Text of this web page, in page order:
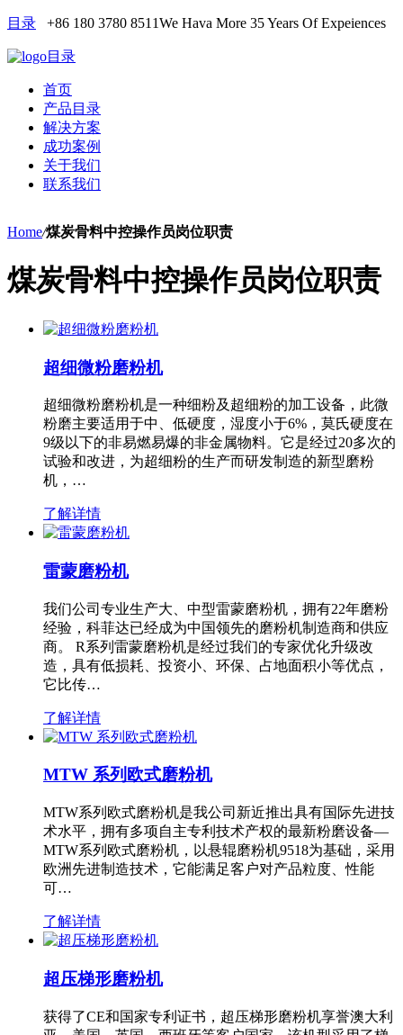
目录 +86 180 3780 8511We Hava More 35 Years Of Expeiences
目录
首页
产品目录
解决方案
成功案例
关于我们
联系我们
Home/煤炭骨料中控操作员岗位职责
煤炭骨料中控操作员岗位职责
超细微粉磨粉机
超细微粉磨粉机是一种细粉及超细粉的加工设备，此微
粉磨主要适用于中、低硬度，湿度小于6%，莫氏硬度在
9级以下的非易燃易爆的非金属物料。它是经过20多次的
试验和改进，为超细粉的生产而研发制造的新型磨粉
机，…
了解详情
雷蒙磨粉机
我们公司专业生产大、中型雷蒙磨粉机，拥有22年磨粉
经验，科菲达已经成为中国领先的磨粉机制造商和供应
商。 R系列雷蒙磨粉机是经过我们的专家优化升级改
造，具有低损耗、投资小、环保、占地面积小等优点，
它比传…
了解详情
MTW 系列欧式磨粉机
MTW系列欧式磨粉机是我公司新近推出具有国际先进技
术水平，拥有多项自主专利技术产权的最新粉磨设备—
MTW系列欧式磨粉机，以悬辊磨粉机9518为基础，采用
欧洲先进制造技术，它能满足客户对产品粒度、性能
可…
了解详情
超压梯形磨粉机
获得了CE和国家专利证书，超压梯形磨粉机享誉澳大利